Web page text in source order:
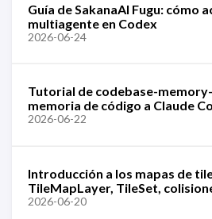
Guía de SakanaAI Fugu: cómo
multiagente en Codex
2026-06-24
Tutorial de codebase-
memoria de código a Claude
2026-06-22
Introducción a los mapas de
TileMapLayer, TileSet,
2026-06-20